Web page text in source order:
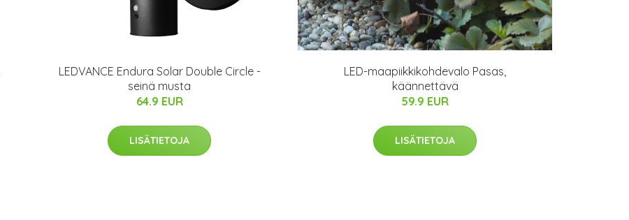
LEDVANCE Endura Solar Double Circle -
seinä musta
64.9 EUR
LISÄTIETOJA
LED-maapiikkikohdevalo Pasas,
käännettävä
59.9 EUR
LISÄTIETOJA